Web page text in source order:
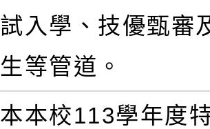
試入學、技優甄審
生等管道。
本本校113學年度